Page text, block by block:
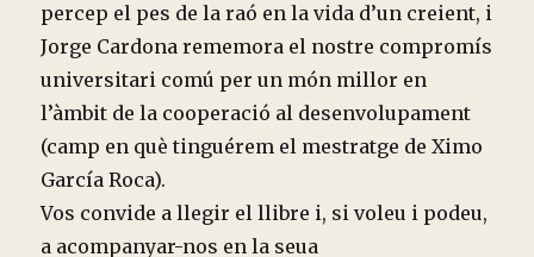
percep el pes de la raó en la vida d’un creient, i
Jorge Cardona rememora el nostre compromís
universitari comú per un món millor en
l’àmbit de la cooperació al desenvolupament
(camp en què tinguérem el mestratge de Ximo
García Roca).
Vos convide a llegir el llibre i, si voleu i podeu,
a acompanyar-nos en la seua